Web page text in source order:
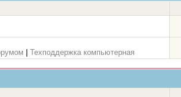
Техподдержка компьютерная